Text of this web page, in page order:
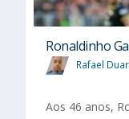
Ronaldinho
Rafael
Aos 46 anos,